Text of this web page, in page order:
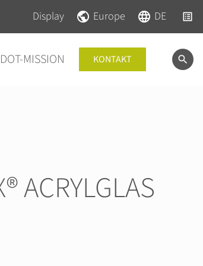
Navigation überspringen
Display Navigation überspringen Europe DE
MISSION KONTAKT
ACRYLGLAS